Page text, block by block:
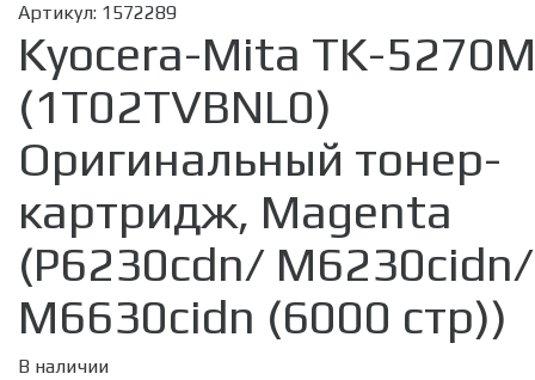
Артикул: 1572289
Kyocera-Mita TK-5270M
(1T02TVBNL0)
Оригинальный тонер-
картридж, Magenta
(P6230cdn/ M6230cidn/
M6630cidn (6000 стр))
В наличии